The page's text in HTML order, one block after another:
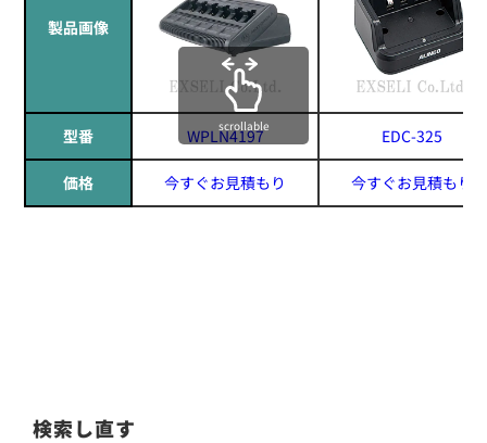
製品画像
型番 WPLN4197 EDC-325
価格 今すぐお見積もり 今すぐお見積もり
scrollable
検索し直す